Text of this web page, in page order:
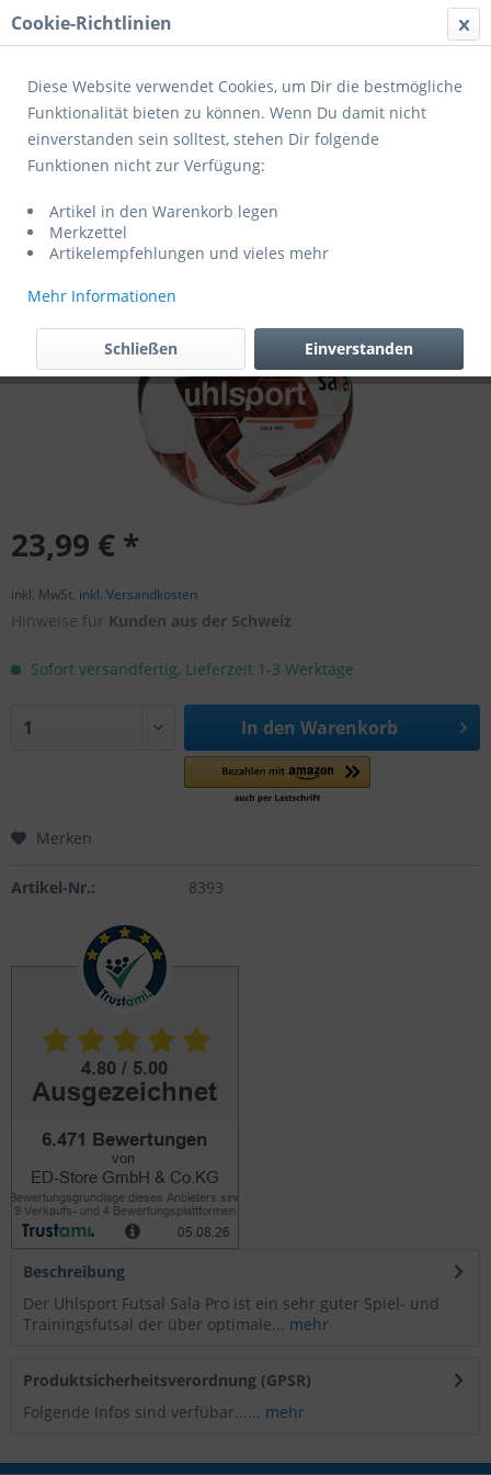
Menü
Übersicht Trainingsbälle
weiß/marine/fluo orange
23,99 € *
inkl. MwSt. inkl. Versandkosten
Hinweise für Kunden aus der Schweiz
Sofort versandfertig, Lieferzeit 1-3 Werktage
In den Warenkorb
Merken
Artikel-Nr.: 8393
Beschreibung
Der Uhlsport Futsal Sala Pro ist ein sehr guter Spiel- und
Trainingsfutsal der über optimale... mehr
Produktsicherheitsverordnung (GPSR)
Folgende Infos sind verfübar...... mehr
Cookie-Richtlinien
Diese Website verwendet Cookies, um Dir die bestmögliche
Funktionalität bieten zu können. Wenn Du damit nicht
einverstanden sein solltest, stehen Dir folgende
Funktionen nicht zur Verfügung:
Artikel in den Warenkorb legen
Merkzettel
Artikelempfehlungen und vieles mehr
Mehr Informationen
Einverstanden
Schließen